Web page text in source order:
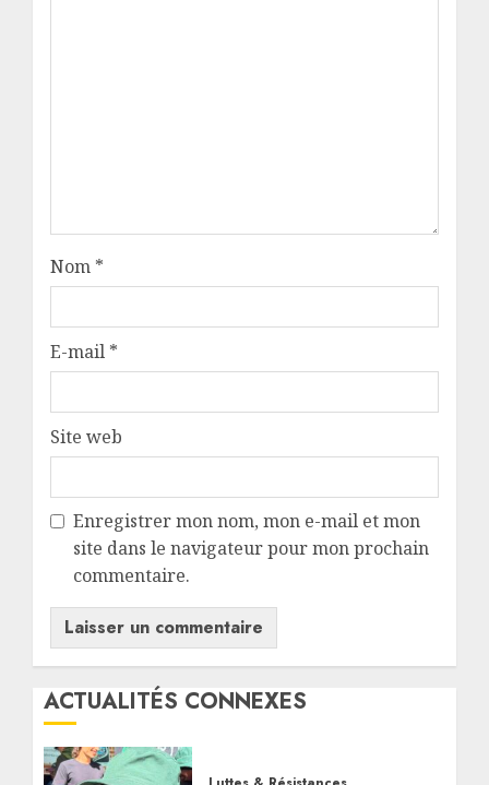
Nom *
E-mail *
Site web
Enregistrer mon nom, mon e-mail et mon
site dans le navigateur pour mon prochain
commentaire.
ACTUALITÉS CONNEXES